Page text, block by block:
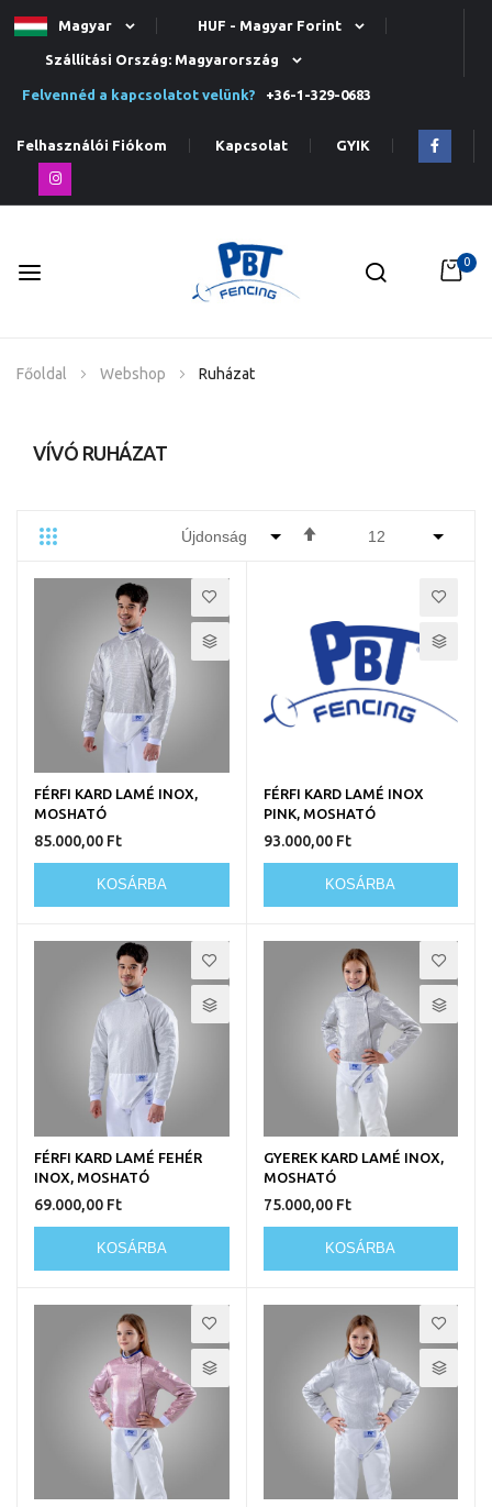
Magyar HUF - Magyar Forint
Szállítási Ország: Magyarország
Felvennéd a kapcsolatot velünk? +36-1-329-0683
Felhasználói Fiókom Kapcsolat GYIK
0
a
Főoldal Webshop Ruházat
VÍVÓ RUHÁZAT
Rács
Csökkenő
FÉRFI KARD LAMÉ INOX,
MOSHATÓ
85.000,00 Ft
KOSÁRBA
FÉRFI KARD LAMÉ INOX
PINK, MOSHATÓ
93.000,00 Ft
KOSÁRBA
FÉRFI KARD LAMÉ FEHÉR
INOX, MOSHATÓ
69.000,00 Ft
KOSÁRBA
GYEREK KARD LAMÉ INOX,
MOSHATÓ
75.000,00 Ft
KOSÁRBA